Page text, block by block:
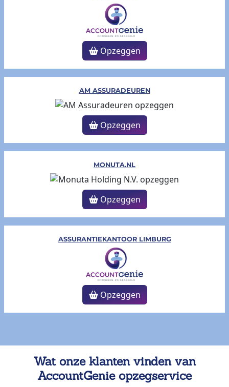
Opzeggen
AM ASSURADEUREN
Opzeggen
MONUTA.NL
Opzeggen
ASSURANTIEKANTOOR LIMBURG
Opzeggen
Wat onze klanten vinden van
AccountGenie opzegservice